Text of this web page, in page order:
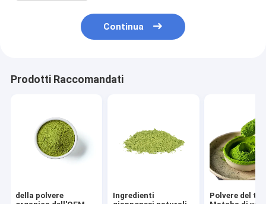
Continua
Prodotti Raccomandati
della polvere
Ingredienti
Polvere del tè